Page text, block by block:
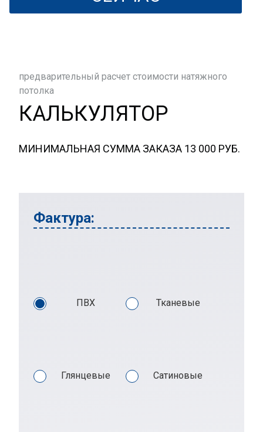
предварительный расчет стоимости натяжного
потолка
КАЛЬКУЛЯТОР
МИНИМАЛЬНАЯ СУММА ЗАКАЗА 13 000 РУБ.
Фактура:
ПВХ Тканевые
Глянцевые Сатиновые